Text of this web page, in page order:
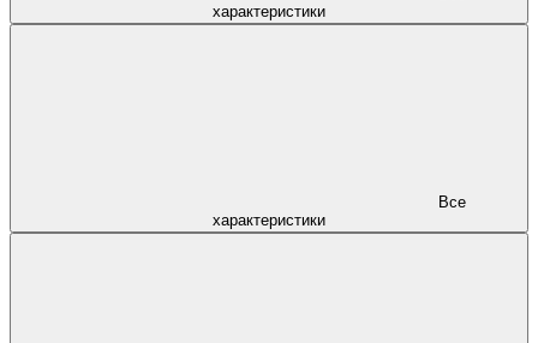
характеристики
характеристики